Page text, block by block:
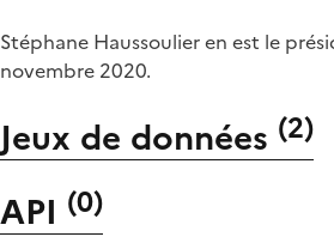
Stéphane Haussoulier en est le
novembre 2020.
Jeux de données (2)
API (0)